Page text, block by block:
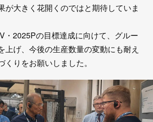
が大きく花開くのではと期待していま
・2025Pの目標達成に向けて、グルー
上げ、今後の生産数量の変動にも耐え
りをお願いしました。